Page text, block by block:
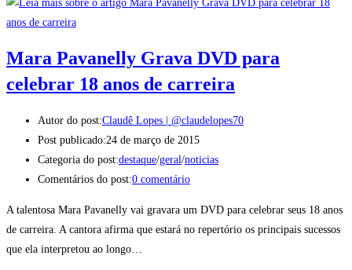
Mara Pavanelly Grava DVD para
celebrar 18 anos de carreira
Autor do post:Claudê Lopes | @claudelopes70
Post publicado:24 de março de 2015
Categoria do post:destaque/geral/noticias
Comentários do post:0 comentário
A talentosa Mara Pavanelly vai gravara um DVD para celebrar seus 18 anos
de carreira. A cantora afirma que estará no repertório os principais sucessos
que ela interpretou ao longo…